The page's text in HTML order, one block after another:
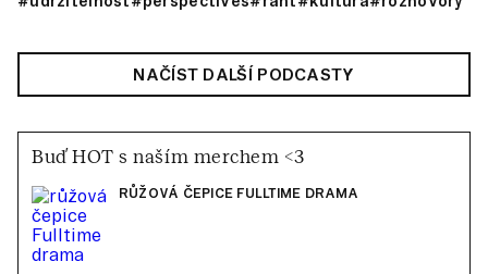
NAČÍST DALŠÍ PODCASTY
Buď HOT s naším merchem <3
RŮŽOVÁ ČEPICE FULLTIME DRAMA